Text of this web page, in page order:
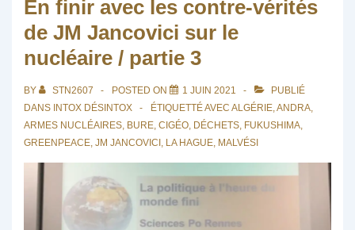
En finir avec les contre-vérités
de JM Jancovici sur le
nucléaire / partie 3
BY STN2607 POSTED ON 1 JUIN 2021
PUBLIÉ
DANS INTOX DÉSINTOX ÉTIQUETTÉ AVEC ALGÉRIE,ANDRA,
ARMES NUCLÉAIRES, BURE, CIGÉO, DÉCHETS, FUKUSHIMA,
GREENPEACE, JM JANCOVICI , LA HAGUE, MALVÉSI